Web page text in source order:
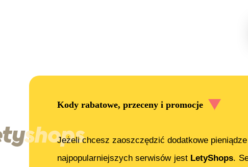
Kody rabatowe, przeceny i promocje
Jeżeli chcesz zaoszczędzić dodatkowe
najpopularniejszych serwisów jest LetyShops.